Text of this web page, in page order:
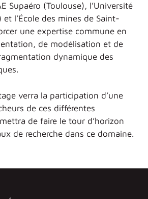
Supaéro (Toulouse), l’Université
l’École des mines de Saint-
une expertise commune en
de modélisation et de
dynamique des
verra la participation d’une
de ces différentes
de faire le tour d’horizon
de recherche dans ce domaine.